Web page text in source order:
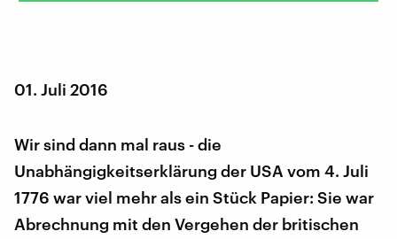
01. Juli 2016
Wir sind dann mal raus - die
Unabhängigkeitserklärung der USA vom 4. Juli
1776 war viel mehr als ein Stück Papier: Sie war
Abrechnung mit den Vergehen der britischen